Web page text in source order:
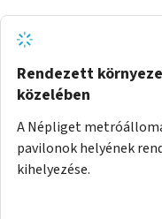
Rendezett
közelében
A Népliget
pavilonok helyének
kihelyezése.